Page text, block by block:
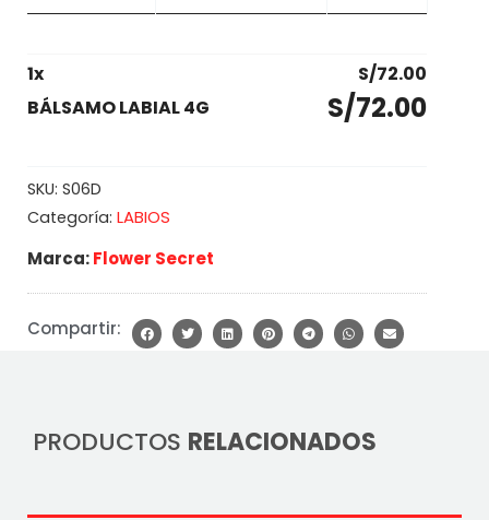
1x S/72.00
BÁLSAMO LABIAL 4G
S/72.00
SKU: S06D
Categoría: LABIOS
Marca:Flower Secret
Compartir:
PRODUCTOS RELACIONADOS